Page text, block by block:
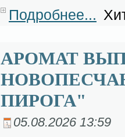
Подробнее...
АРОМАТ
ПИРОГА"
05.08.2026 13:59